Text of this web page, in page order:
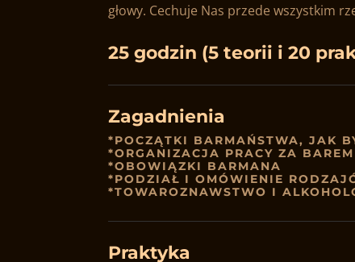
głowy. Cechuje Nas przede wszystkim
25 godzin (5 teorii i 20
Zagadnienia
*POCZĄTKI BARMAŃSTWA, JAK
*ORGANIZACJA PRACY ZA BAREM
*OBOWIĄZKI BARMANA
*PODZIAŁ I OMÓWIENIE
*TOWAROZNAWSTWO I
Praktyka